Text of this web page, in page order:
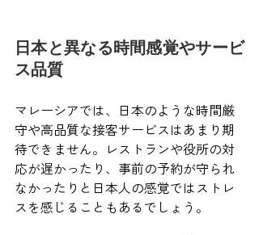
日本と異なる時間感覚やサービ
ス品質
マレーシアでは、日本のような時間厳
守や高品質な接客サービスはあまり期
待できません。レストランや役所の対
応が遅かったり、事前の予約が守られ
なかったりと日本人の感覚ではストレ
スを感じることもあるでしょう。